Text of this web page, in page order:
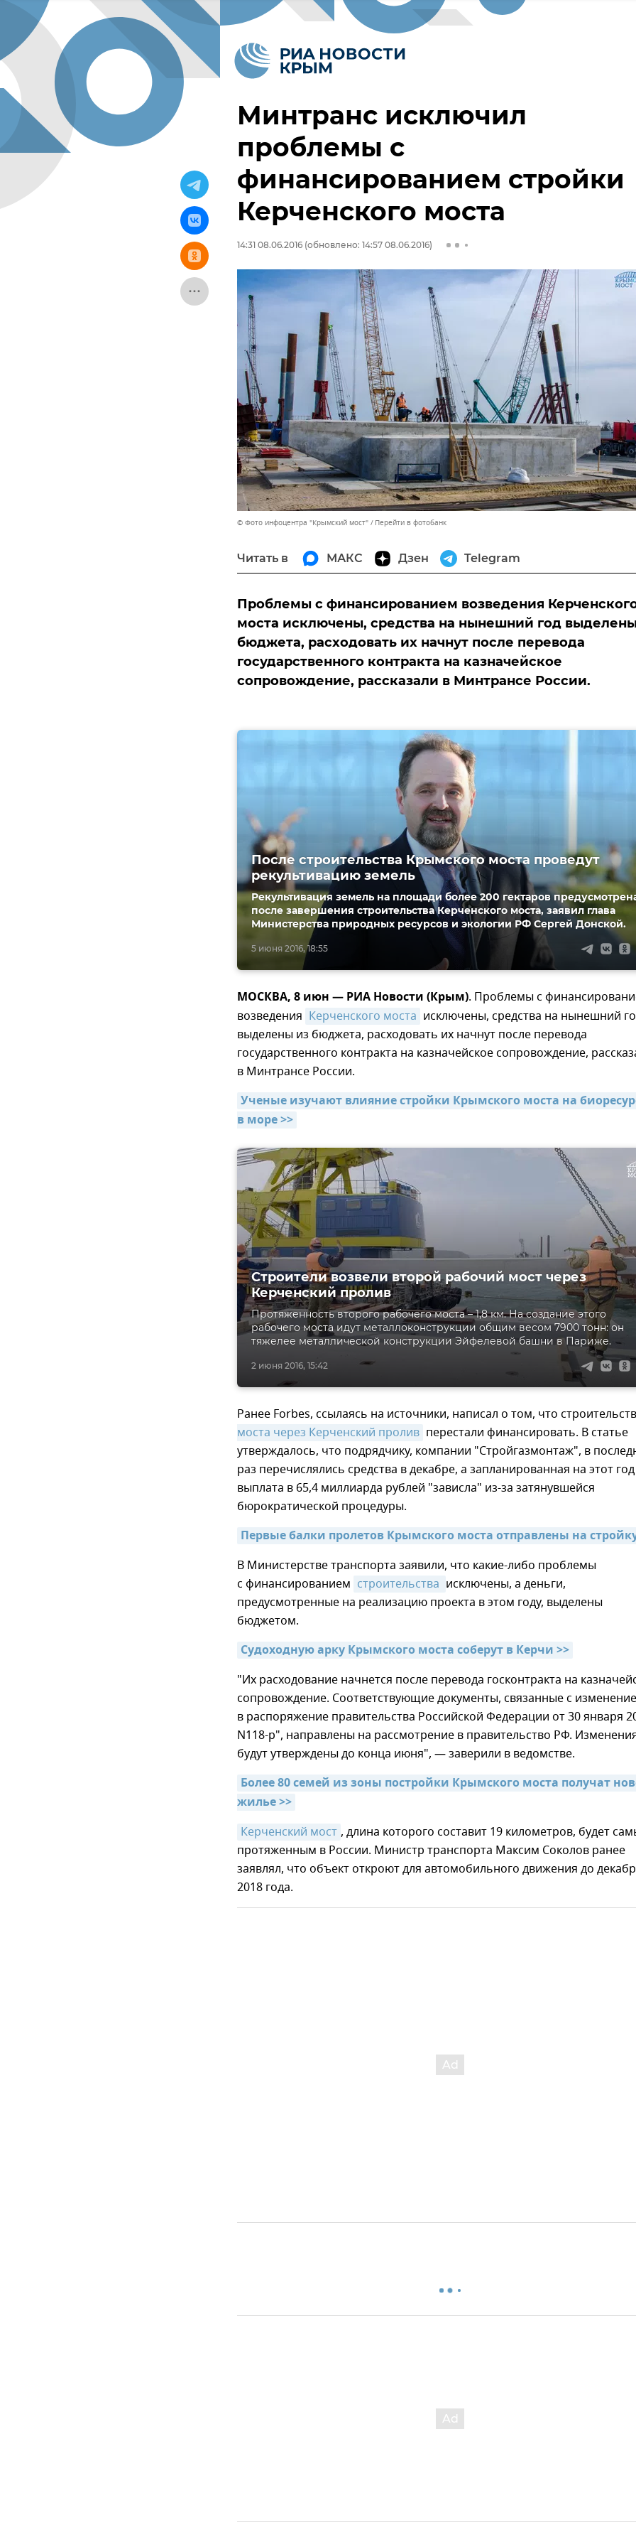
Минтранс исключил
проблемы с
финансированием стройки
Керченского моста
14:31 08.06.2016 (обновлено: 14:57 08.06.2016)
© Фото инфоцентра "Крымский мост" Перейти в фотобанк
Читать в МАКС Дзен Telegram
Проблемы с финансированием возведения
моста исключены, средства на нынешний год
бюджета, расходовать их начнут после перевода
государственного контракта на казначейское
сопровождение, рассказали в Минтрансе России.
5 июня 2016, 18:55
После строительства Крымского моста проведут
рекультивацию земель
Рекультивация земель на площади более 200 гектаров
после завершения строительства Керченского моста, заявил глава
Министерства природных ресурсов и экологии РФ Сергей Донской.
МОСКВА, 8 июн — РИА Новости (Крым). Проблемы с
возведения Керченского моста исключены, средства на нынешний
выделены из бюджета, расходовать их начнут после перевода
государственного контракта на казначейское сопровождение,
в Минтрансе России.
Ученые изучают влияние стройки Крымского моста на
в море >>
2 июня 2016, 15:42
Строители возвели второй рабочий мост через
Керченский пролив
Протяженность второго рабочего моста – 1,8 км. На создание этого
рабочего моста идут металлоконструкции общим весом 7900 тонн: он
тяжелее металлической конструкции Эйфелевой башни в Париже.
Ранее Forbes, ссылаясь на источники, написал о том, что
моста через Керченский пролив перестали финансировать. В статье
утверждалось, что подрядчику, компании "Стройгазмонтаж", в
раз перечислялись средства в декабре, а запланированная на этот год
выплата в 65,4 миллиарда рублей "зависла" из-за затянувшейся
бюрократической процедуры.
Первые балки пролетов Крымского моста отправлены на
В Министерстве транспорта заявили, что какие-либо проблемы
с финансированием строительства исключены, а деньги,
предусмотренные на реализацию проекта в этом году, выделены
бюджетом.
Судоходную арку Крымского моста соберут в Керчи >>
"Их расходование начнется после перевода госконтракта на
сопровождение. Соответствующие документы, связанные с
в распоряжение правительства Российской Федерации от 30 января
N118-р", направлены на рассмотрение в правительство РФ.
будут утверждены до конца июня", — заверили в ведомстве.
Более 80 семей из зоны постройки Крымского моста получат
жилье >>
Керченский мост , длина которого составит 19 километров, будет
протяженным в России. Министр транспорта Максим Соколов ранее
заявлял, что объект откроют для автомобильного движения до
2018 года.